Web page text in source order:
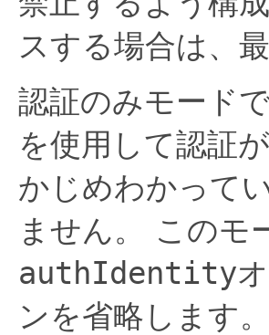
スする場合は、
認証のみモード
を使用して認証
かじめわかって
ません。
このモ
authIdentity
ンを省略します。